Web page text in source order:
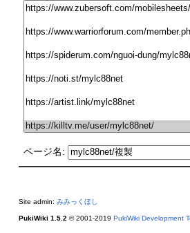
ページ名:
Site admin: みみっくほし
PukiWiki 1.5.2 © 2001-2019 PukiWiki Development